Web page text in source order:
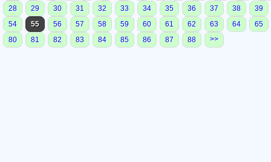
28
29 30 31 32 33 34 35 36 37 38
39
54
55 56 57 58 59 60 61 62 63 64
65
80
81 82 83 84 85 86 87 88 >>